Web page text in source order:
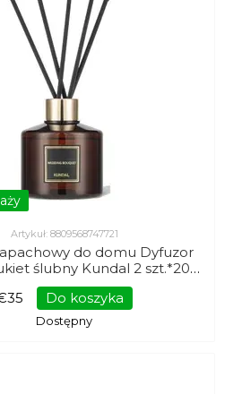
Artykuł: 8809568747721
do domu Dyfuzor
ślubny Kundal 2 szt.*200
ml
Do koszyka
Dostępny